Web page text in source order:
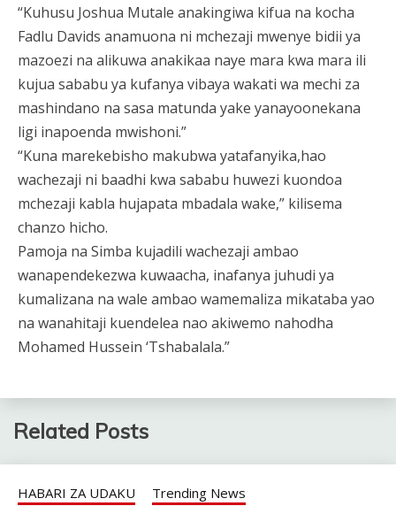
“Kuhusu Joshua Mutale anakingiwa kifua na kocha
Fadlu Davids anamuona ni mchezaji mwenye bidii ya
mazoezi na alikuwa anakikaa naye mara kwa mara ili
kujua sababu ya kufanya vibaya wakati wa mechi za
mashindano na sasa matunda yake yanayoonekana
ligi inapoenda mwishoni.”
“Kuna marekebisho makubwa yatafanyika,hao
wachezaji ni baadhi kwa sababu huwezi kuondoa
mchezaji kabla hujapata mbadala wake,” kilisema
chanzo hicho.
Pamoja na Simba kujadili wachezaji ambao
wanapendekezwa kuwaacha, inafanya juhudi ya
kumalizana na wale ambao wamemaliza mikataba yao
na wanahitaji kuendelea nao akiwemo nahodha
Mohamed Hussein ‘Tshabalala.”
Related Posts
HABARI ZA UDAKU Trending News